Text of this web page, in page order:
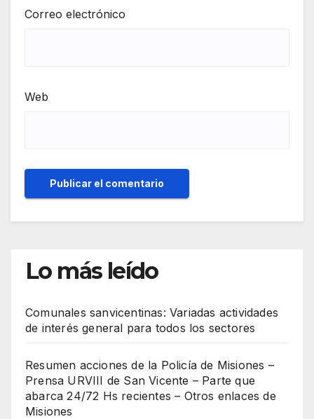
Correo electrónico
Web
Lo más leído
Comunales sanvicentinas: Variadas actividades
de interés general para todos los sectores
Resumen acciones de la Policía de Misiones –
Prensa URVIII de San Vicente – Parte que
abarca 24/72 Hs recientes – Otros enlaces de
Misiones